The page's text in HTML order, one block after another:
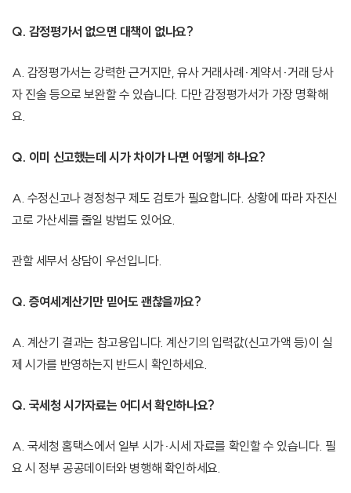
Q. 감정평가서 없으면 대책이 없나요?
A. 감정평가서는 강력한 근거지만, 유사 거래사례·계약서·거래 당사
자 진술 등으로 보완할 수 있습니다. 다만 감정평가서가 가장 명확해
요.
Q. 이미 신고했는데 시가 차이가 나면 어떻게 하나요?
A. 수정신고나 경정청구 제도 검토가 필요합니다. 상황에 따라 자진신
고로 가산세를 줄일 방법도 있어요.
관할 세무서 상담이 우선입니다.
Q. 증여세계산기만 믿어도 괜찮을까요?
A. 계산기 결과는 참고용입니다. 계산기의 입력값(신고가액 등)이 실
제 시가를 반영하는지 반드시 확인하세요.
Q. 국세청 시가자료는 어디서 확인하나요?
A. 국세청 홈택스에서 일부 시가·시세 자료를 확인할 수 있습니다. 필
요 시 정부 공공데이터와 병행해 확인하세요.